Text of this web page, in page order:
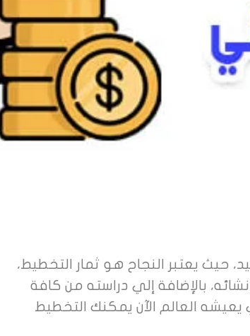
حيث يعتبر النجاح هو ثمار التخطيط،
بالإضافة إلي دراسته من كافة
العالم الآن يمكنك التخطيط